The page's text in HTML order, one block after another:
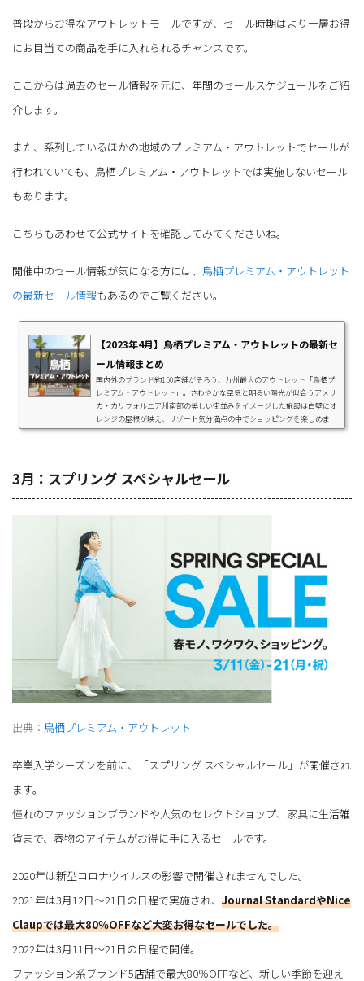
普段からお得なアウトレットモールですが、セール時期はより一層お得
にお目当ての商品を手に入れられるチャンスです。
ここからは過去のセール情報を元に、年間のセールスケジュールをご紹
介します。
また、系列しているほかの地域のプレミアム・アウトレットでセールが
行われていても、鳥栖プレミアム・アウトレットでは実施しないセール
もあります。
こちらもあわせて公式サイトを確認してみてくださいね。
開催中のセール情報が気になる方には、 鳥栖プレミアム・アウトレット
の最新セール情報もあるのでご覧ください。
【2023年4月】鳥栖プレミアム・アウトレットの最新セ
ール情報まとめ
国内外のブランド約150店舗がそろう、九州最大のアウトレット「鳥栖プ
レミアム・アウトレット」。さわやかな空気と明るい陽光が似合うアメリ
カ・カリフォルニア州南部の美しい街並みをイメージした施設は白壁にオ
レンジの屋根が映え、リゾート気分満点の中でショッピングを楽しめま
す。同施設では「Golden Week Special」を、2023年4月28日（金）～202
ングに出かけてみませんか。「Golden Week ...
3月：スプリング スペシャルセール
出典： 鳥栖プレミアム・アウトレット
卒業入学シーズンを前に、「スプリング スペシャルセール」が開催され
ます。
憧れのファッションブランドや人気のセレクトショップ、家具に生活雑
貨まで、春物のアイテムがお得に手に入るセールです。
2020年は新型コロナウイルスの影響で開催されませんでした。
2021年は3月12日～21日の日程で実施され、 Journal StandardやNice
Claupでは最大80％OFFなど大変お得なセールでした。
2022年は3月11日～21日の日程で開催。
ファッション系ブランド5店舗で最大80％OFFなど、新しい季節を迎え